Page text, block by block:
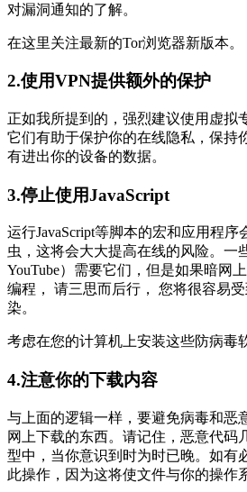
对漏洞通知的了解。
在这里关注最新的Tor浏览器新版本。
2.使用VPN提供额外的保护
正如我所提到的，强烈建议使用虚
它们有助于保护你的在线隐私，保持
有进出你的设备的数据。
3.停止使用JavaScript
运行JavaScript等脚本的宏和应用程
虫，这将会大大提高在线的风险。一
YouTube）需要它们，但是如果暗网
编程， 请三思而后行， 您将很容易
染。
考虑在您的计算机上安装这些防病毒
4.注意你的下载内容
与上面的逻辑一样，要避免病毒和恶
网上下载的东西。请记住，恶意代码
型中，当你意识到时为时已晚。如有
此操作，因为这将使文件与你的操作